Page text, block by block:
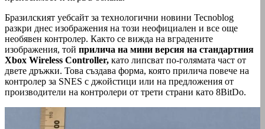
Бразилският уебсайт за технологични новини Tecnoblog
разкри днес изображения на този неофициален и все още
необявен контролер. Както се вижда на вградените
изображения, той прилича на мини версия на стандартния
Xbox Wireless Controller, като липсват по-голямата част от
двете дръжки. Това създава форма, която прилича повече на
контролер за SNES с джойстици или на предложения от
производители на контролери от трети страни като 8BitDo.